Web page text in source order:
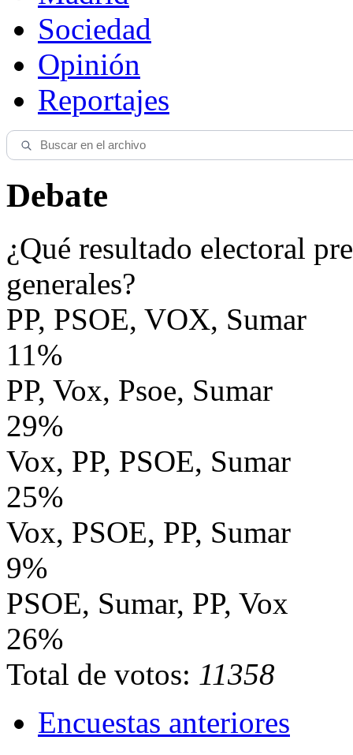
Sociedad
Opinión
Reportajes
Debate
¿Qué resultado electoral
generales?
PP, PSOE, VOX, Sumar
11%
PP, Vox, Psoe, Sumar
29%
Vox, PP, PSOE, Sumar
25%
Vox, PSOE, PP, Sumar
9%
PSOE, Sumar, PP, Vox
26%
Total de votos: 11358
Encuestas anteriores